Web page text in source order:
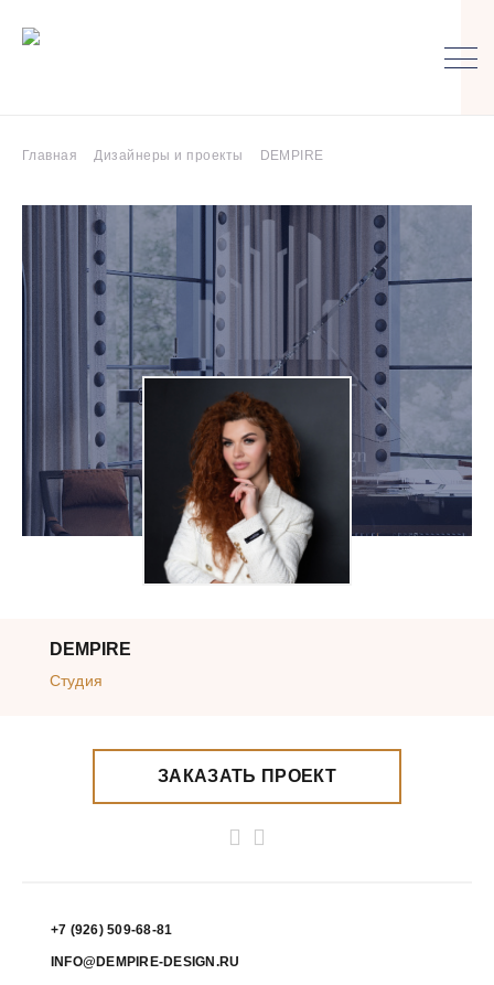
Главная Дизайнеры и проекты DEMPIRE
DEMPIRE
Студия
ЗАКАЗАТЬ ПРОЕКТ
+7 (926) 509-68-81
INFO@DEMPIRE-DESIGN.RU